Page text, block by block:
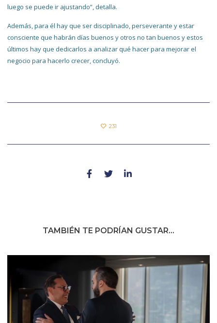
luego se puede ir ajustando”, detalla.
Además, para él hay que ser disciplinado, perseverante y estar
consciente que habrán días buenos y otros no tan buenos y estos
últimos hay que dedicarlos a analizar qué hacer para mejorar el
negocio para hacerlo crecer, concluyó.
231
TAMBIÉN TE PODRÍAN GUSTAR...